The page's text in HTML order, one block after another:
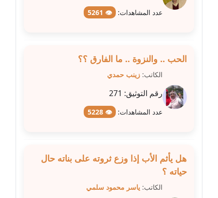
مدونة سهر صيام
عاملة
مدونة سهير عسكر
عاملة
مدونة سوزان بهنسي
مدونة سوميه الالفي
عاملة
مدونة شادي الربابعة
عدد المشاهدات: 👁 5261
الحب .. والنزوة .. ما الفارق ؟؟
الكاتب: زينب حمدي
رقم التوثيق: 271
عدد المشاهدات: 👁 5228
هل يأثم الأب إذا وزع ثروته على بناته حال
حياته ؟
الكاتب: ياسر محمود سلمي